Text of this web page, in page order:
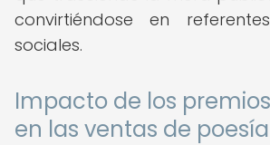
convirtiéndose en
sociales.
Impacto de los
en las ventas de poesía